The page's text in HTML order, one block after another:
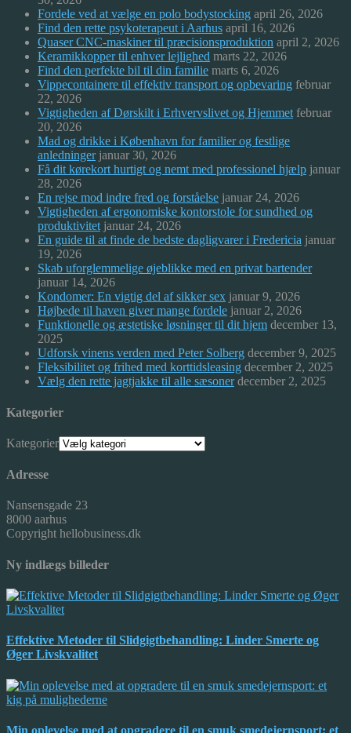
Fordele ved at vælge en polo bodystocking april 26, 2026
Find den rette psykoterapeut i Aarhus april 16, 2026
Quaser CNC-maskiner til præcisionsproduktion april 2, 2026
Keramikkopper til enhver lejlighed marts 22, 2026
Find den perfekte bil til din familie marts 6, 2026
Vippecontainere til effektiv transport og opbevaring februar
22, 2026
Vigtigheden af Dørskilt i Erhvervslivet og Hjemmet februar
20, 2026
Mad og drikke i København for familier og festlige
anledninger januar 30, 2026
Få dit kørekort hurtigt og nemt med professionel hjælp januar
28, 2026
En rejse mod indre fred og forståelse januar 24, 2026
Vigtigheden af ergonomiske kontorstole for sundhed og
produktivitet januar 24, 2026
En guide til at finde de bedste dagligvarer i Fredericia januar
19, 2026
Skab uforglemmelige øjeblikke med en privat bartender
januar 14, 2026
Kondomer: En vigtig del af sikker sex januar 9, 2026
Højbede til haven giver mange fordele januar 2, 2026
Funktionelle og æstetiske løsninger til dit hjem december 13,
2025
Udforsk vinens verden med Peter Solberg december 9, 2025
Fleksibilitet og frihed med korttidsleasing december 2, 2025
Vælg den rette jagtjakke til alle sæsoner december 2, 2025
Kategorier
Kategorier
Adresse
Nansensgade 23
8000 aarhus
Copyright hellobusiness.dk
Ny indlægs billeder
Effektive Metoder til Slidgigtbehandling: Linder Smerte og
Øger Livskvalitet
Min oplevelse med at opgradere til en smuk smedejernsport: et